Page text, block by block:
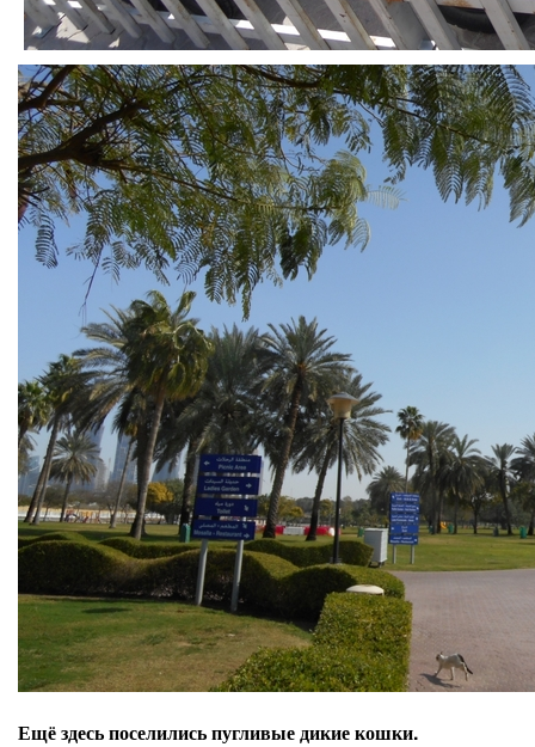
Ещё здесь поселились пугливые дикие кошки.